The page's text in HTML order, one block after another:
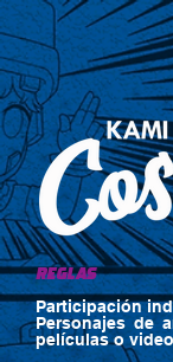
REGLAS
Participación
Personajes de
películas o